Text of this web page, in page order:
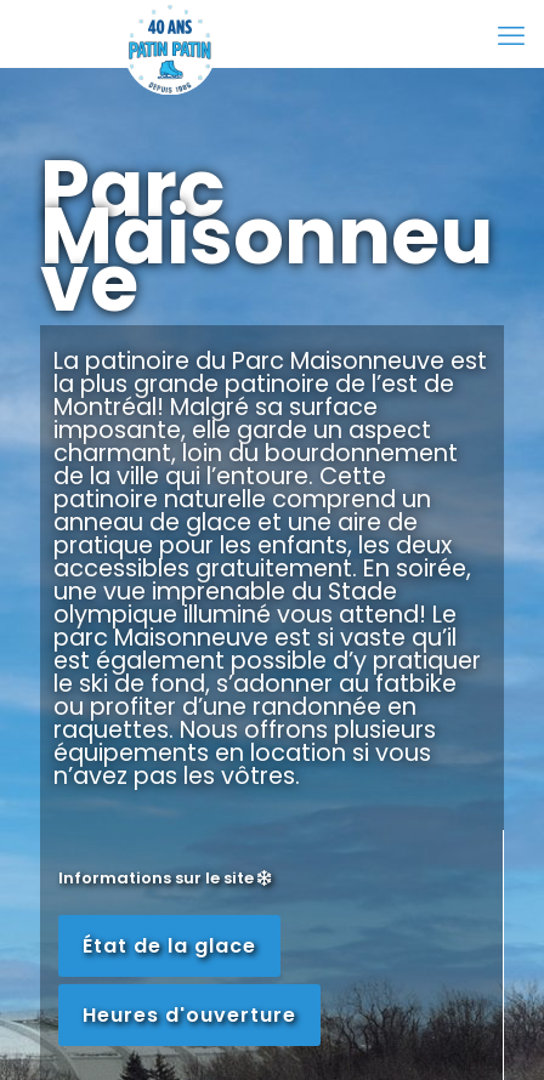
Parc
Maisonneu
ve
La patinoire du Parc Maisonneuve est
la plus grande patinoire de l’est de
Montréal! Malgré sa surface
imposante, elle garde un aspect
charmant, loin du bourdonnement
de la ville qui l’entoure. Cette
patinoire naturelle comprend un
anneau de glace et une aire de
pratique pour les enfants, les deux
accessibles gratuitement. En soirée,
une vue imprenable du Stade
olympique illuminé vous attend! Le
parc Maisonneuve est si vaste qu’il
est également possible d’y pratiquer
le ski de fond, s’adonner au fatbike
ou profiter d’une randonnée en
raquettes. Nous offrons plusieurs
équipements en location si vous
n’avez pas les vôtres.
Informations sur le site
État de la glace
Heures d'ouverture